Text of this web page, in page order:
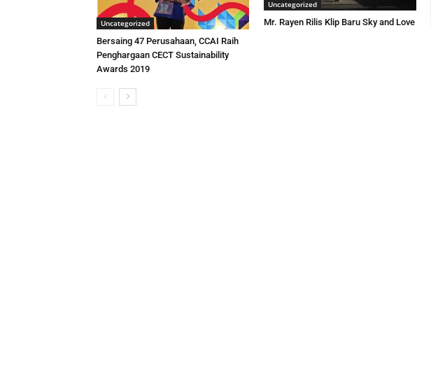
Uncategorized
Bersaing 47 Perusahaan, CCAI Raih
Penghargaan CECT Sustainability
Awards 2019
Uncategorized
Mr. Rayen Rilis Klip Baru Sky and Love